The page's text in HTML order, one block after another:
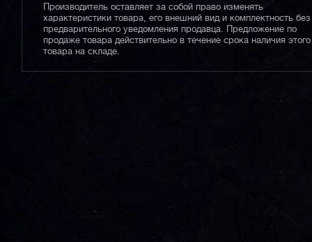
Производитель оставляет за собой право изменять
характеристики товара, его внешний вид и комплектность без
предварительного уведомления продавца. Предложение по
продаже товара действительно в течение срока наличия этого
товара на складе.